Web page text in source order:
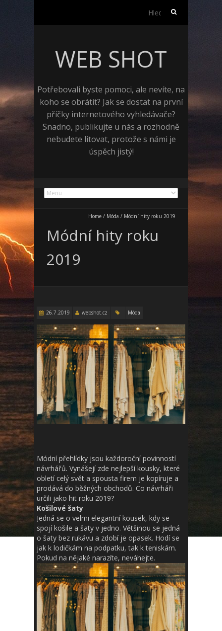
Vyhledávání
WEB SHOT
Potřebovali byste pomoci, ale nevíte, na
koho se obrátit? Jak se dostat na první
příčky internetového vyhledávače?
Snadno, publikujte u nás a rozhodně
nebudete litovat, protože s námi je
úspěch jistý!
Home / Móda / Módní hity roku 2019
Módní hity roku
2019
26.7.2019 webshot.cz Móda
Módní přehlídky jsou každoroční povinností
návrhářů. Vynášejí zde nejlepší kousky, které
obletí celý svět a spousta firem je kopíruje a
prodává do běžných obchodů. Co návrháři
určili jako hit roku 2019?
Košilové šaty
Jedná se o velmi elegantní kousek, kdy se
spojí košile a šaty v jedno. Většinou se jedná
o šaty bez rukávu a zdobí je opasek. Hodí se
jak k lodičkám na podpatku, tak k teniskám.
Pokud na nějaké narazíte, neváhejte.